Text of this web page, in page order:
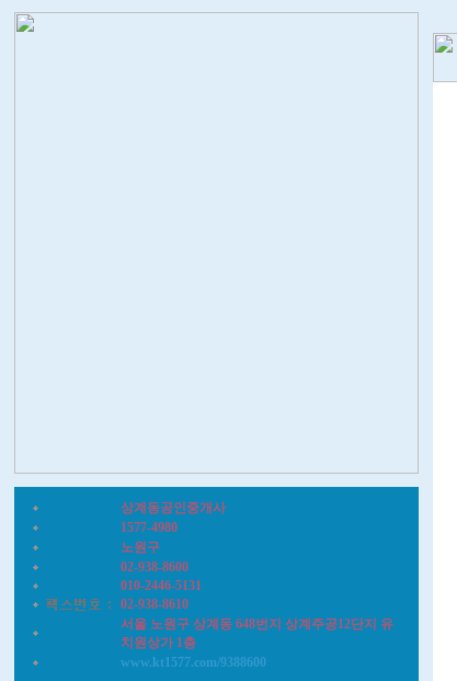
상계동공인중개사
1577-4980
노원구
02-938-8600
010-2446-5131
02-938-8610
서울 노원구 상계동 648번지 상계주공12단지 유
치원상가 1층
www.kt1577.com/9388600